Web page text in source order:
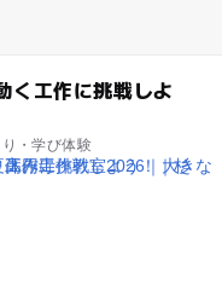
工作に挑戦しよ
・学び体験